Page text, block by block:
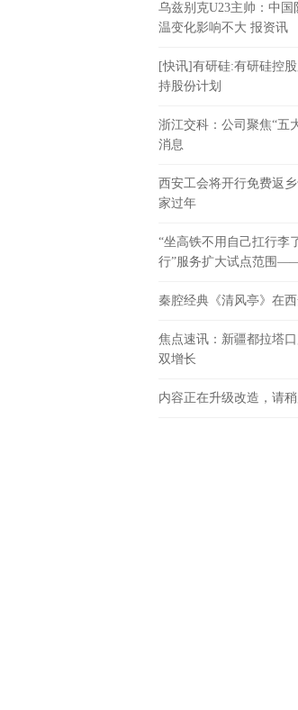
乌兹别克U23主帅：中
温变化影响不大 报资讯
[快讯]有研硅:有研硅控
持股份计划
浙江交科：公司聚焦“五
消息
西安工会将开行免费返
家过年
“坐高铁不用自己扛行李
行”服务扩大试点范围
秦腔经典《清风亭》在
焦点速讯：新疆都拉塔
双增长
内容正在升级改造，请稍